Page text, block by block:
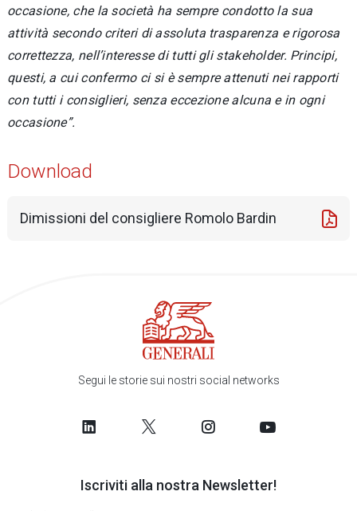
occasione, che la società ha sempre condotto la sua
attività secondo criteri di assoluta trasparenza e rigorosa
correttezza, nell’interesse di tutti gli stakeholder. Principi,
questi, a cui confermo ci si è sempre attenuti nei rapporti
con tutti i consiglieri, senza eccezione alcuna e in ogni
occasione”.
Download
Dimissioni del consigliere Romolo Bardin
Segui le storie sui nostri social networks
Iscriviti alla nostra Newsletter!